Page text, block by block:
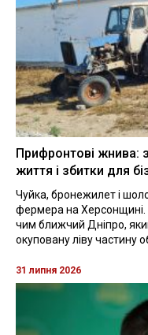
Прифронтові жнива:
життя і збитки для
Чуйка, бронежилет і
фермера на Херсонщині.
чим ближчий Дніпро,
окуповану ліву частину
31 липня 2026